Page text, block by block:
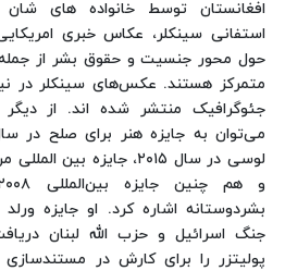
افغانستان توسط خانواده های شان
استفانی سینکلر، عکاس خبری
حول محور جنسیت و حقوق بشر از جمله
متمرکز هستند. عکس‌های سینکلر در
جئوگرافیک منتشر شده اند. از
بشردوستانه اشاره کرد. او جایزه
جنگ اسرائیل و حزب الله لبنان
پولیتزر را برای کارش در